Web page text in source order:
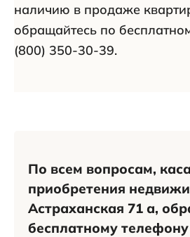
наличию в продаже
обращайтесь по
(800) 350-30-39.
По всем вопросам,
приобретения
Астраханская 71 а,
бесплатному телефону